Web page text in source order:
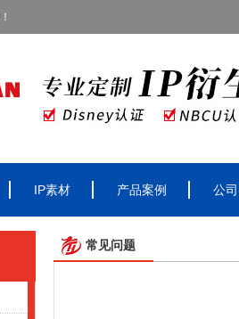
IP素材 产品案例 公
常见问题